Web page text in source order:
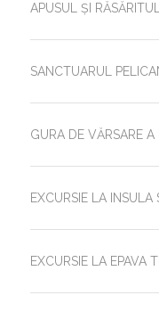
APUSUL ȘI
SANCTUARUL
GURA DE VĂRSARE A
EXCURSIE LA INSULA
EXCURSIE LA EPAVA